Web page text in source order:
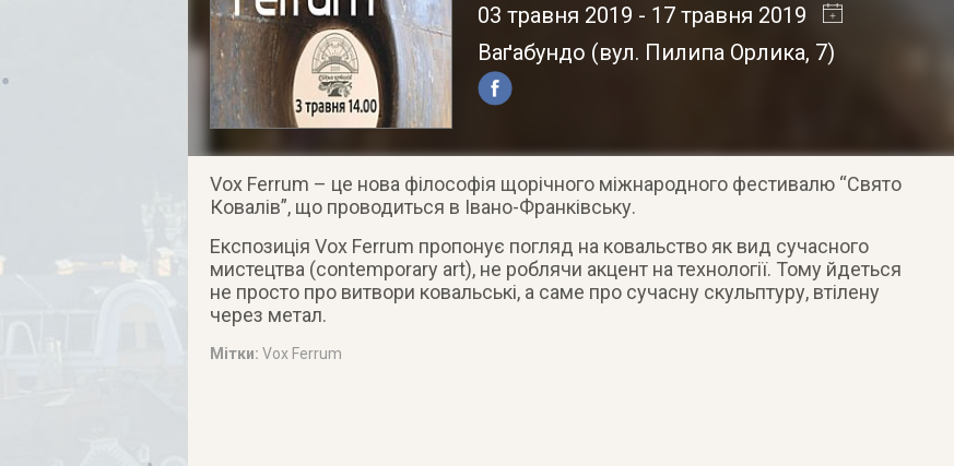
03 травня 2019 - 17 травня 2019
Ваґабундо (вул. Пилипа Орлика, 7)
Vox Ferrum – це нова філософія щорічного міжнародного фестивалю “Свято
Ковалів”, що проводиться в Івано-Франківську.
Експозиція Vox Ferrum пропонує погляд на ковальство як вид сучасного
мистецтва (contemporary art), не роблячи акцент на технології. Тому йдеться
не просто про витвори ковальські, а саме про сучасну скульптуру, втілену
через метал.
Мітки: Vox Ferrum